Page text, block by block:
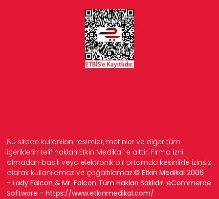
Bu sitede kullanılan resimler, metinler ve diğer tüm
içeriklerin telif hakları Etkin Medikal' e aittir. Firma izni
olmadan basılı veya elektronik bir ortamda kesinlikle izinsiz
olarak kullanılamaz ve çoğaltılamaz.© Etkin Medikal 2006
- Lady Falcon & Mr. Falcon Tüm Hakları Saklıdır. eCommerce
Software - https://www.etkinmedikal.com/